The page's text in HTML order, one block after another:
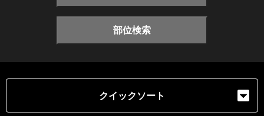
部位検索
クイックソート